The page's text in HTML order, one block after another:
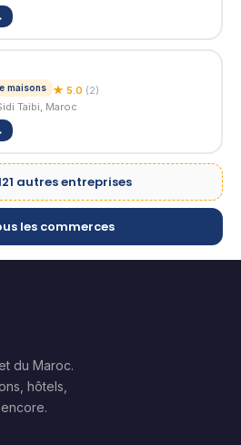
maisons ★ 5.0 (2)
Taibi, Maroc
autres entreprises
les commerces
du Maroc.
hôtels,